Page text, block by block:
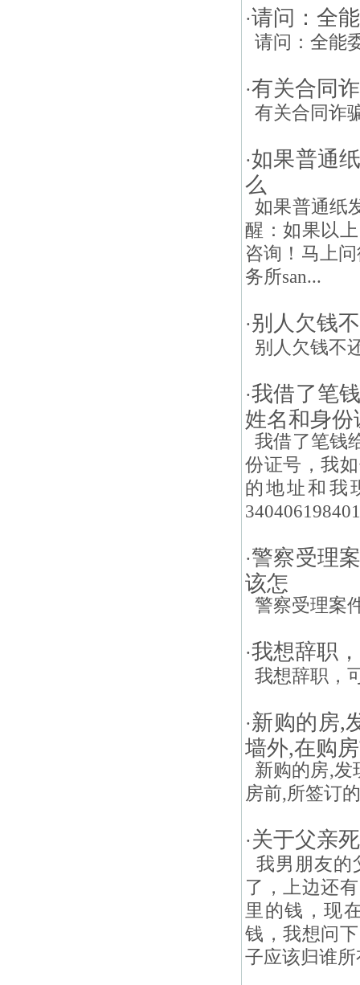
·请问：全
请问：全能
·有关合同
有关合同诈
·如果普通
么
如果普通纸
醒：如果以
咨询！马上
务所san...
·别人欠钱
别人欠钱不
·我借了笔
姓名和身份
我借了笔钱
份证号，我
的地址和我
·警察受理
该怎
警察受理案
·我想辞职
我想辞职，
·新购的房,
墙外,在购
新购的房,发
房前,所签订
·关于父亲
我男朋友的
了，上边还
里的钱，现
钱，我想问
子应该归谁